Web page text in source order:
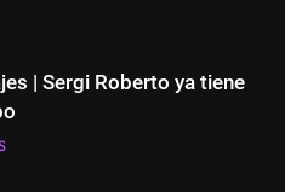
| Sergi Roberto ya tiene